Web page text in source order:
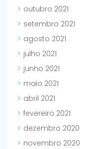
outubro 2021
setembro 2021
agosto 2021
julho 2021
junho 2021
maio 2021
abril 2021
fevereiro 2021
dezembro 2020
novembro 2020